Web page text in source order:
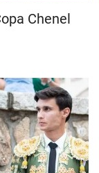
Chenel